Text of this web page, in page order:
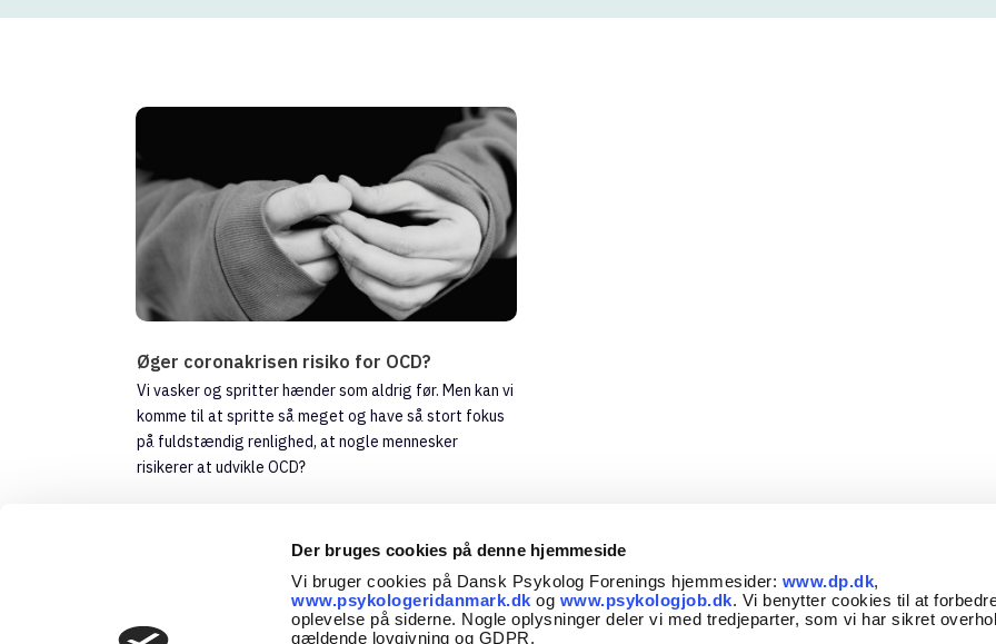
Der bruges cookies på denne hjemmeside
Vi bruger cookies på Dansk Psykolog Forenings hjemmesider: www.dp.dk,
www.psykologeridanmark.dk og www.psykologjob.dk. Vi benytter cookies til at
oplevelse på siderne. Nogle oplysninger deler vi med tredjeparter, som vi har sikret
gældende lovgivning og GDPR.
Øger coronakrisen risiko for OCD?
Vi vasker og spritter hænder som aldrig før. Men kan vi
komme til at spritte så meget og have så stort fokus
på fuldstændig renlighed, at nogle mennesker
risikerer at udvikle OCD?